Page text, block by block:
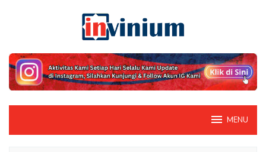
MENU